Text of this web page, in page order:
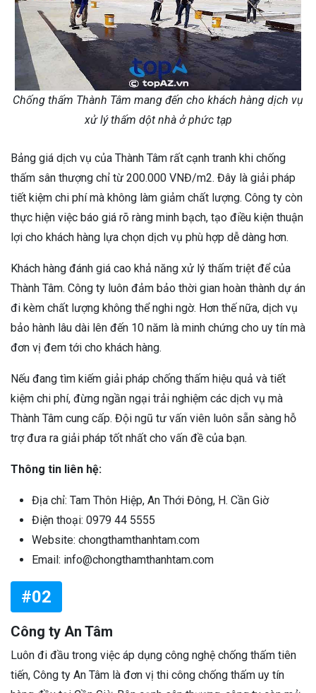
Chống thấm Thành Tâm mang đến cho khách hàng dịch vụ
xử lý thấm dột nhà ở phức tạp
Bảng giá dịch vụ của Thành Tâm rất cạnh tranh khi chống
thấm sân thượng chỉ từ 200.000 VNĐ/m2. Đây là giải pháp
tiết kiệm chi phí mà không làm giảm chất lượng. Công ty còn
thực hiện việc báo giá rõ ràng minh bạch, tạo điều kiện thuận
lợi cho khách hàng lựa chọn dịch vụ phù hợp dễ dàng hơn.
Khách hàng đánh giá cao khả năng xử lý thấm triệt để của
Thành Tâm. Công ty luôn đảm bảo thời gian hoàn thành dự án
đi kèm chất lượng không thể nghi ngờ. Hơn thế nữa, dịch vụ
bảo hành lâu dài lên đến 10 năm là minh chứng cho uy tín mà
đơn vị đem tới cho khách hàng.
Nếu đang tìm kiếm giải pháp chống thấm hiệu quả và tiết
kiệm chi phí, đừng ngần ngại trải nghiệm các dịch vụ mà
Thành Tâm cung cấp. Đội ngũ tư vấn viên luôn sẵn sàng hỗ
trợ đưa ra giải pháp tốt nhất cho vấn đề của bạn.
Thông tin liên hệ:
Địa chỉ: Tam Thôn Hiệp, An Thới Đông, H. Cần Giờ
Điện thoại: 0979 44 5555
Website: chongthamthanhtam.com
Email: info@chongthamthanhtam.com
#02
Công ty An Tâm
Luôn đi đầu trong việc áp dụng công nghệ chống thấm tiên
tiến, Công ty An Tâm là đơn vị thi công chống thấm uy tín